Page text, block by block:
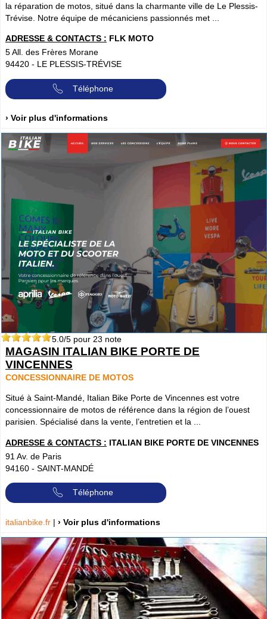
la réparation de motos, situé dans la charmante ville de Le Plessis-
Trévise. Notre équipe de mécaniciens passionnés met ...
ADRESSE & CONTACTS : FLK MOTO
5 All. des Frères Morane
94420 - LE PLESSIS-TRÉVISE
Téléphone
› Voir plus d'informations
5.0/5 pour 23 note
MAGASIN ITALIAN BIKE PORTE DE
VINCENNES
CONCESSIONNAIRE DE MOTOS
Situé à Saint-Mandé, Italian Bike Porte de Vincennes est votre
concessionnaire de motos de référence dans la région de l’ouest
parisien. Spécialisé dans la vente, l’entretien et la ...
ADRESSE & CONTACTS : ITALIAN BIKE PORTE DE VINCENNES
91 Av. de Paris
94160 - SAINT-MANDÉ
Téléphone
italianbike.fr | › Voir plus d'informations